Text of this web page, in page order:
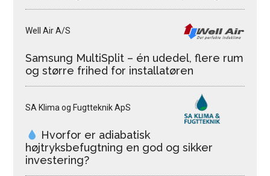
Well Air A/S
Samsung MultiSplit – én udedel, flere rum
og større frihed for installatøren
SA Klima og Fugtteknik ApS
Hvorfor er adiabatisk
højtryksbefugtning en god og sikker
investering?